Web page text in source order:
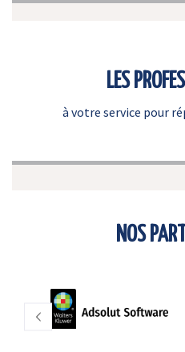
LES
à votre service pour
NOS